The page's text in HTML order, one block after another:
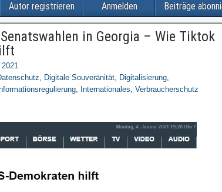
Autor registrieren Anmelden Beiträge
in Georgia – Wie Tiktok
, Digitale Souveränität, Digitalisierung,
, Internationales, Verbraucherschutz